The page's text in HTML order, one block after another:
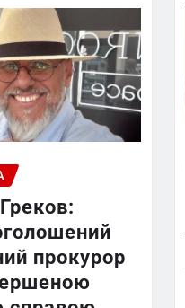
прокурор